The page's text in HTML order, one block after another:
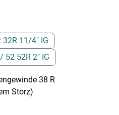
C / 52 32R 11/4" IG
C / 52 52R 2" IG
38 R
Storz)